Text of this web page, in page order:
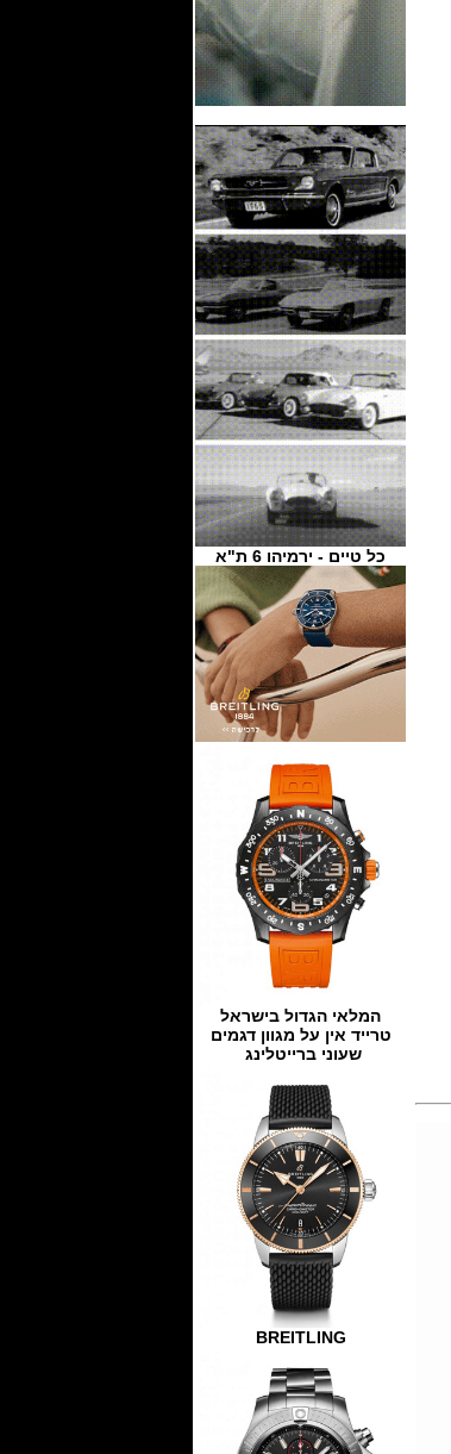
כל טיים - ירמיהו 6 ת"א
המלאי הגדול בישראל
טרייד אין על מגוון דגמים
שעוני ברייטלינג
BREITLING